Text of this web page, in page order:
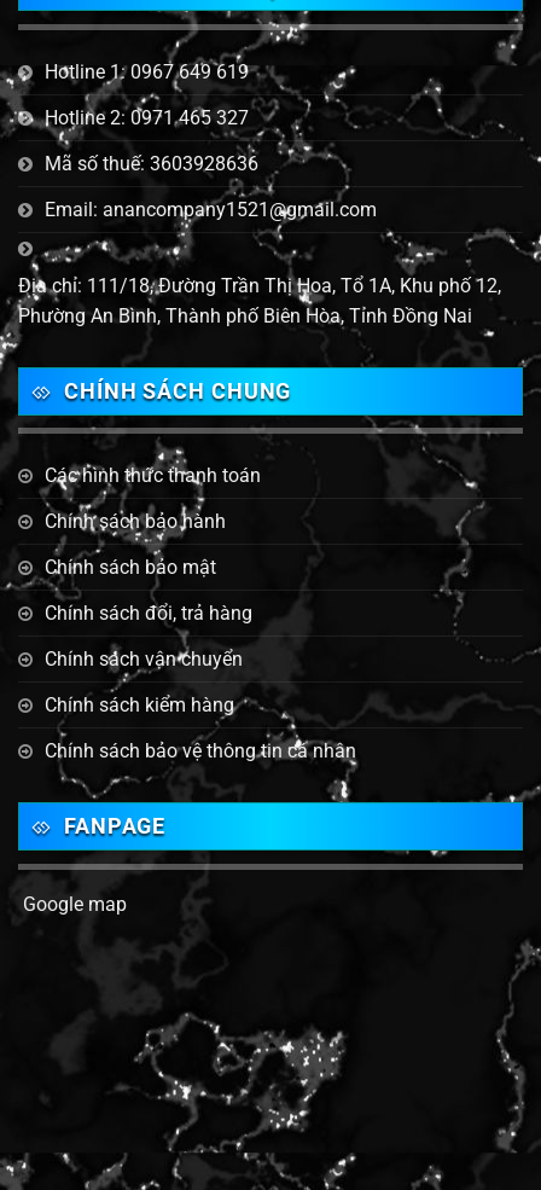
Hotline 1: 0967 649 619
Hotline 2: 0971 465 327
Mã số thuế: 3603928636
Email: anancompany1521@gmail.com
Địa chỉ: 111/18, Đường Trần Thị Hoa, Tổ 1A, Khu phố 12,
Phường An Bình, Thành phố Biên Hòa, Tỉnh Đồng Nai
CHÍNH SÁCH CHUNG
Các hình thức thanh toán
Chính sách bảo hành
Chính sách bảo mật
Chính sách đổi, trả hàng
Chính sách vận chuyển
Chính sách kiểm hàng
Chính sách bảo vệ thông tin cá nhân
FANPAGE
Google map